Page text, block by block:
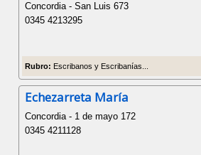
Concordia - San Luis 673
0345 4213295
Rubro: Escribanos y Escribanías...
Echezarreta María
Concordia - 1 de mayo 172
0345 4211128